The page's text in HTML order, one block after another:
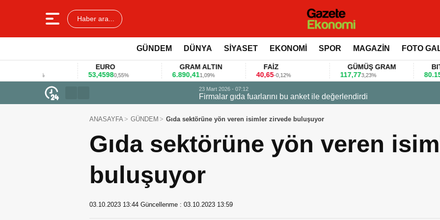
Haber ara...
GÜNDEM DÜNYA SİYASET EKONOMİ SPOR MAGAZİN FOTO
0,55%
GRAM ALTIN
1,09% -0,12%
GÜMÜŞ GRAM
3,23% 0,36%
Firmalar gıda fuarlarını bu anket ile değerlendirdi
ANASAYFA GÜNDEM Gıda sektörüne yön veren isimler zirvede buluşuyor
Gıda sektörüne yön veren
buluşuyor
03.10.2023 13:44 Güncellenme : 03.10.2023 13:59